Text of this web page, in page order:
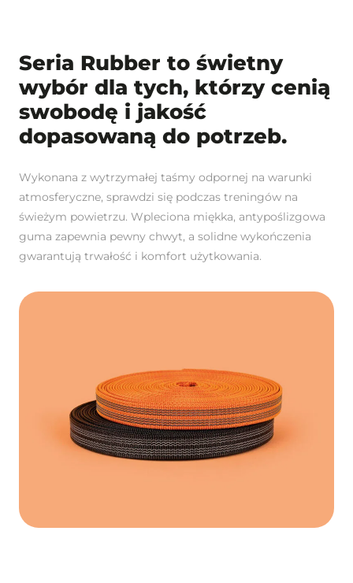
Seria Rubber to świetny
wybór dla tych, którzy cenią
swobodę i jakość
dopasowaną do potrzeb.
Wykonana z wytrzymałej taśmy odpornej na warunki
atmosferyczne, sprawdzi się podczas treningów na
świeżym powietrzu. Wpleciona miękka, antypoślizgowa
guma zapewnia pewny chwyt, a solidne wykończenia
gwarantują trwałość i komfort użytkowania.